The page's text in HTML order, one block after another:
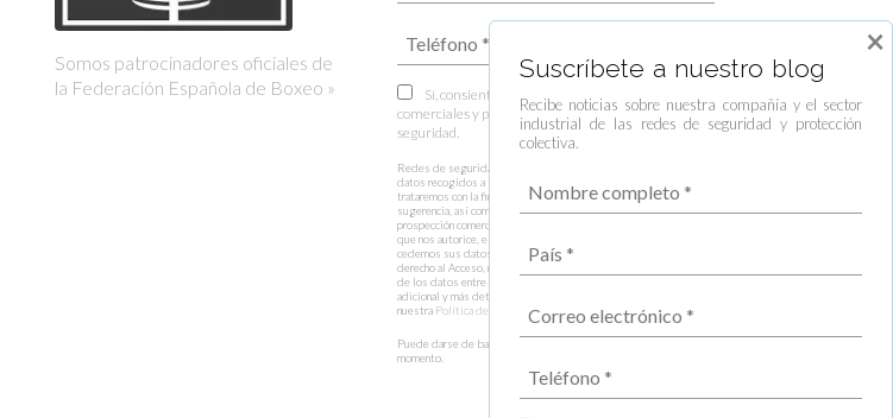
Somos patrocinadores oficiales de
la Federación Española de Boxeo »
Sí, consiento el envío de boletines informativos,
comerciales y publicitarios por parte de Redes de
seguridad.
Redes de seguridad es el responsable del tratamiento de los
datos recogidos a través del presente formulario, los cuales
trataremos con la finalidad de responder a su consulta, duda o
sugerencia, así como gestionar el envío de información y
prospección comercial y envío de boletines informativos en caso
que nos autorice, estando legitimados por su consentimiento. No
cedemos sus datos a terceros salvo obligación legal. Tiene
derecho al Acceso, rectificación, supresión, oposición y limitación
de los datos entre otros derechos. Puede consultar información
adicional y más detallada sobre el tratamiento de datos en
nuestra Política de privacidad
Puede darse de baja de estas comunicaciones en cualquier
momento.
Suscríbete a nuestro blog
Recibe noticias sobre nuestra compañía y el sector
industrial de las redes de seguridad y protección
colectiva.
×